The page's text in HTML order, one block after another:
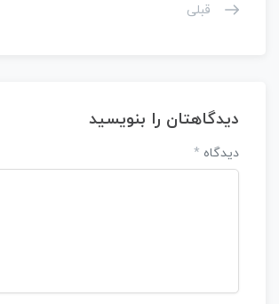
قبلی
دیدگاهتان را بنویسید
دیدگاه *